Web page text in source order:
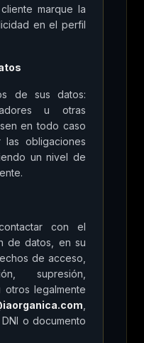
marque la
en el perfil
de sus datos:
u otras
en todo caso
obligaciones
un nivel de
con el
de datos, en su
de acceso,
supresión,
otros legalmente
o documento